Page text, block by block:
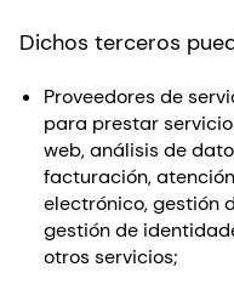
Dichos terceros
Proveedores de
para prestar
web, análisis de
facturación,
electrónico, gestión
gestión de
otros servicios;